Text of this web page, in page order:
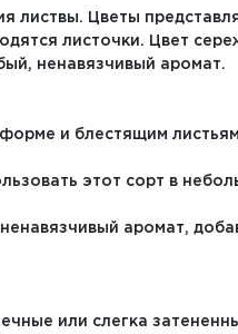
листвы. Цветы
листочки. Цвет
ненавязчивый аромат.
и блестящим
этот сорт в
аромат,
или слегка